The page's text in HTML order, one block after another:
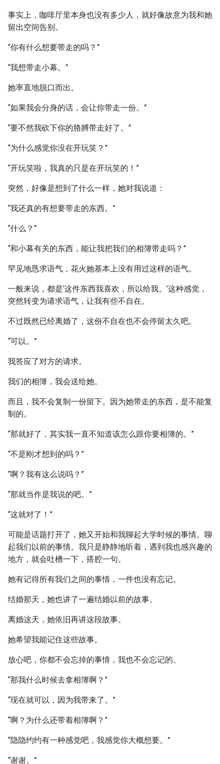
事实上，咖啡厅里本身也没有多少人，就好像故意为我和她
留出空间告别。
“你有什么想要带走的吗？”
“我想带走小幕。”
她率直地脱口而出。
“如果我会分身的话，会让你带走一份。”
“要不然我砍下你的胳膊带走好了。”
“为什么感觉你没在开玩笑？”
“开玩笑啦，我真的只是在开玩笑的！”
突然，好像是想到了什么一样，她对我说道：
“我还真的有想要带走的东西。”
“什么？”
“和小幕有关的东西，能让我把我们的相簿带走吗？”
罕见地恳求语气，花火她基本上没有用过这样的语气。
一般来说，都是‘这件东西我喜欢，所以给我。’这种感觉，
突然转变为请求语气，让我有些不自在。
不过既然已经离婚了，这份不自在也不会停留太久吧。
“可以。”
我答应了对方的请求。
我们的相簿，我会送给她。
而且，我不会复制一份留下。因为她带走的东西，是不能复
制的。
“那就好了，其实我一直不知道该怎么跟你要相簿的。”
“不是刚才想到的吗？”
“啊？我有这么说吗？”
“那就当作是我说的吧。”
“这就对了！”
可能是话题打开了，她又开始和我聊起大学时候的事情。聊
起我们以前的事情。我只是静静地听着，遇到我也感兴趣的
地方，就会吐槽一下，搭腔一句。
她有记得所有我们之间的事情，一件也没有忘记。
结婚那天，她也讲了一遍结婚以前的故事。
离婚这天，她依旧再讲这段故事。
她希望我能记住这些故事。
放心吧，你都不会忘掉的事情，我也不会忘记的。
“那我什么时候去拿相簿啊？”
“现在就可以，因为我带来了。”
“啊？为什么还带着相簿啊？”
“隐隐约约有一种感觉吧，我感觉你大概想要。”
“谢谢。”